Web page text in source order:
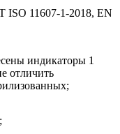
11607-1-2018, EN
индикаторы 1
отличить